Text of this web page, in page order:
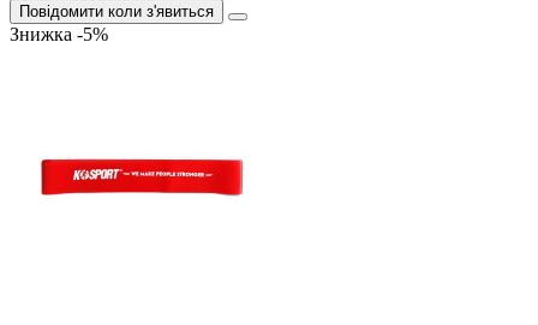
Повідомити коли з'явиться
Знижка -5%